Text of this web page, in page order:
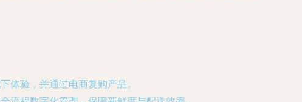
体验，并通过电商复购产品。